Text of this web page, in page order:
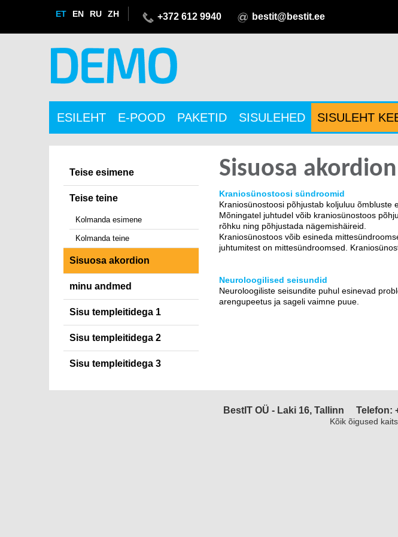
ET EN RU ZH +372 612 9940 bestit@bestit.ee
ESILEHT E-POOD PAKETID SISULEHED SISULEHT
Teise esimene
Teise teine
Kolmanda esimene
Kolmanda teine
Sisuosa akordion
minu andmed
Sisu templeitidega 1
Sisu templeitidega 2
Sisu templeitidega 3
Sisuosa akordion
Kraniosünostoosi sündroomid
Kraniosünostoosi põhjustab koljuluu õmbluste
Mõningatel juhtudel võib kraniosünostoos
rõhku ning põhjustada nägemishäireid.
Kraniosünostoos võib esineda
juhtumitest on mittesündroomsed.
Neuroloogilised seisundid
Neuroloogiliste seisundite puhul esinevad
arengupeetus ja sageli vaimne puue.
BestIT OÜ - Laki 16, Tallinn Telefon:
Kõik õigused